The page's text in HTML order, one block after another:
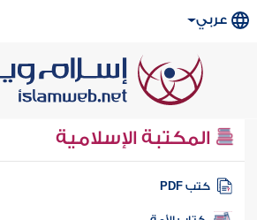
عربي
المكتبة الإسلامية
كتب PDF